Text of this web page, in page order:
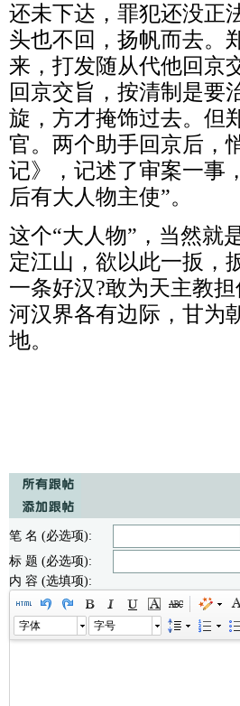
还未下达，罪犯还没正
头也不回，扬帆而去。
来，打发随从代他回京
回京交旨，按清制是要
旋，方才掩饰过去。但
官。两个助手回京后，
记》，记述了审案一事
后有大人物主使”。
这个“大人物”，当然就
定江山，欲以此一扳，
一条好汉?敢为天主教
河汉界各有边际，甘为
地。
笔 名 (必选项):
标 题 (必选项):
内 容 (选填项):
字体 字号